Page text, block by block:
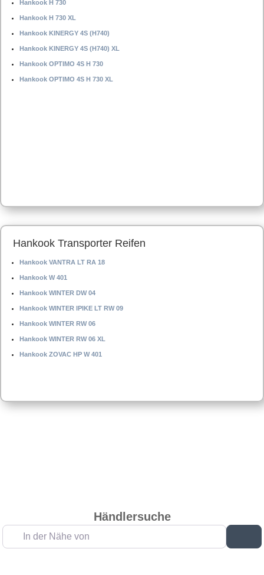
Hankook H 730
Hankook H 730 XL
Hankook KINERGY 4S (H740)
Hankook KINERGY 4S (H740) XL
Hankook OPTIMO 4S H 730
Hankook OPTIMO 4S H 730 XL
Hankook Transporter Reifen
Hankook VANTRA LT RA 18
Hankook W 401
Hankook WINTER DW 04
Hankook WINTER IPIKE LT RW 09
Hankook WINTER RW 06
Hankook WINTER RW 06 XL
Hankook ZOVAC HP W 401
Händlersuche
In der Nähe von